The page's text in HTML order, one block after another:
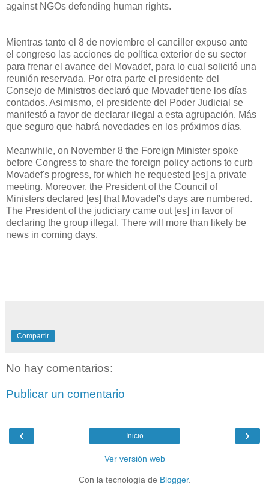
against NGOs defending human rights.
Mientras tanto el 8 de noviembre el canciller expuso ante
el congreso las acciones de política exterior de su sector
para frenar el avance del Movadef, para lo cual solicitó una
reunión reservada. Por otra parte el presidente del
Consejo de Ministros declaró que Movadef tiene los días
contados. Asimismo, el presidente del Poder Judicial se
manifestó a favor de declarar ilegal a esta agrupación. Más
que seguro que habrá novedades en los próximos días.
Meanwhile, on November 8 the Foreign Minister spoke
before Congress to share the foreign policy actions to curb
Movadef's progress, for which he requested [es] a private
meeting. Moreover, the President of the Council of
Ministers declared [es] that Movadef's days are numbered.
The President of the judiciary came out [es] in favor of
declaring the group illegal. There will more than likely be
news in coming days.
Compartir
No hay comentarios:
Publicar un comentario
‹ ›
Inicio
Ver versión web
Con la tecnología de Blogger.